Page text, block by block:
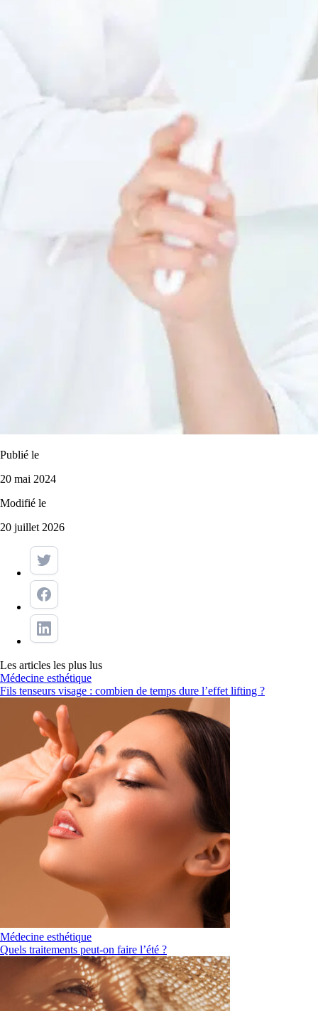
Publié le
20 mai 2024
Modifié le
20 juillet 2026
Les articles les plus lus
Médecine esthétique
Fils tenseurs visage : combien de temps dure l’effet lifting ?
Médecine esthétique
Quels traitements peut-on faire l’été ?